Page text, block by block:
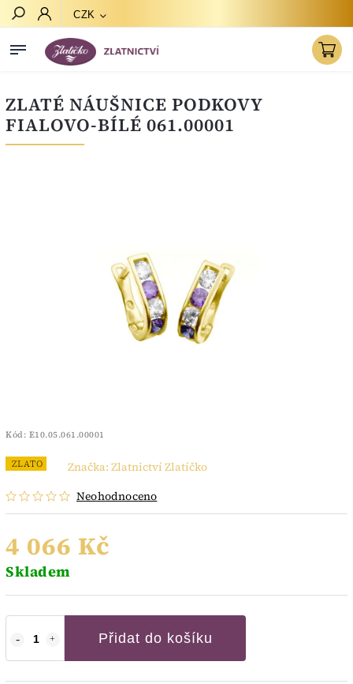
CZK
ZLATÉ NÁUŠNICE PODKOVY
FIALOVO-BÍLÉ 061.00001
Kód: E10.05.061.00001
ZLATO
Neohodnoceno
Značka: Zlatnictví Zlatíčko
4 066 Kč
Skladem
Přidat do košíku